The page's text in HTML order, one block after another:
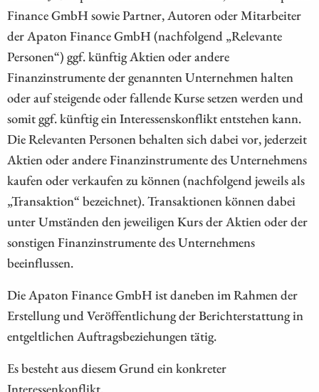
Finance GmbH sowie Partner, Autoren oder Mitarbeiter
der Apaton Finance GmbH (nachfolgend „Relevante
Personen“) ggf. künftig Aktien oder andere
Finanzinstrumente der genannten Unternehmen halten
oder auf steigende oder fallende Kurse setzen werden und
somit ggf. künftig ein Interessenskonflikt entstehen kann.
Die Relevanten Personen behalten sich dabei vor, jederzeit
Aktien oder andere Finanzinstrumente des Unternehmens
kaufen oder verkaufen zu können (nachfolgend jeweils als
„Transaktion“ bezeichnet). Transaktionen können dabei
unter Umständen den jeweiligen Kurs der Aktien oder der
sonstigen Finanzinstrumente des Unternehmens
beeinflussen.
Die Apaton Finance GmbH ist daneben im Rahmen der
Erstellung und Veröffentlichung der Berichterstattung in
entgeltlichen Auftragsbeziehungen tätig.
Es besteht aus diesem Grund ein konkreter